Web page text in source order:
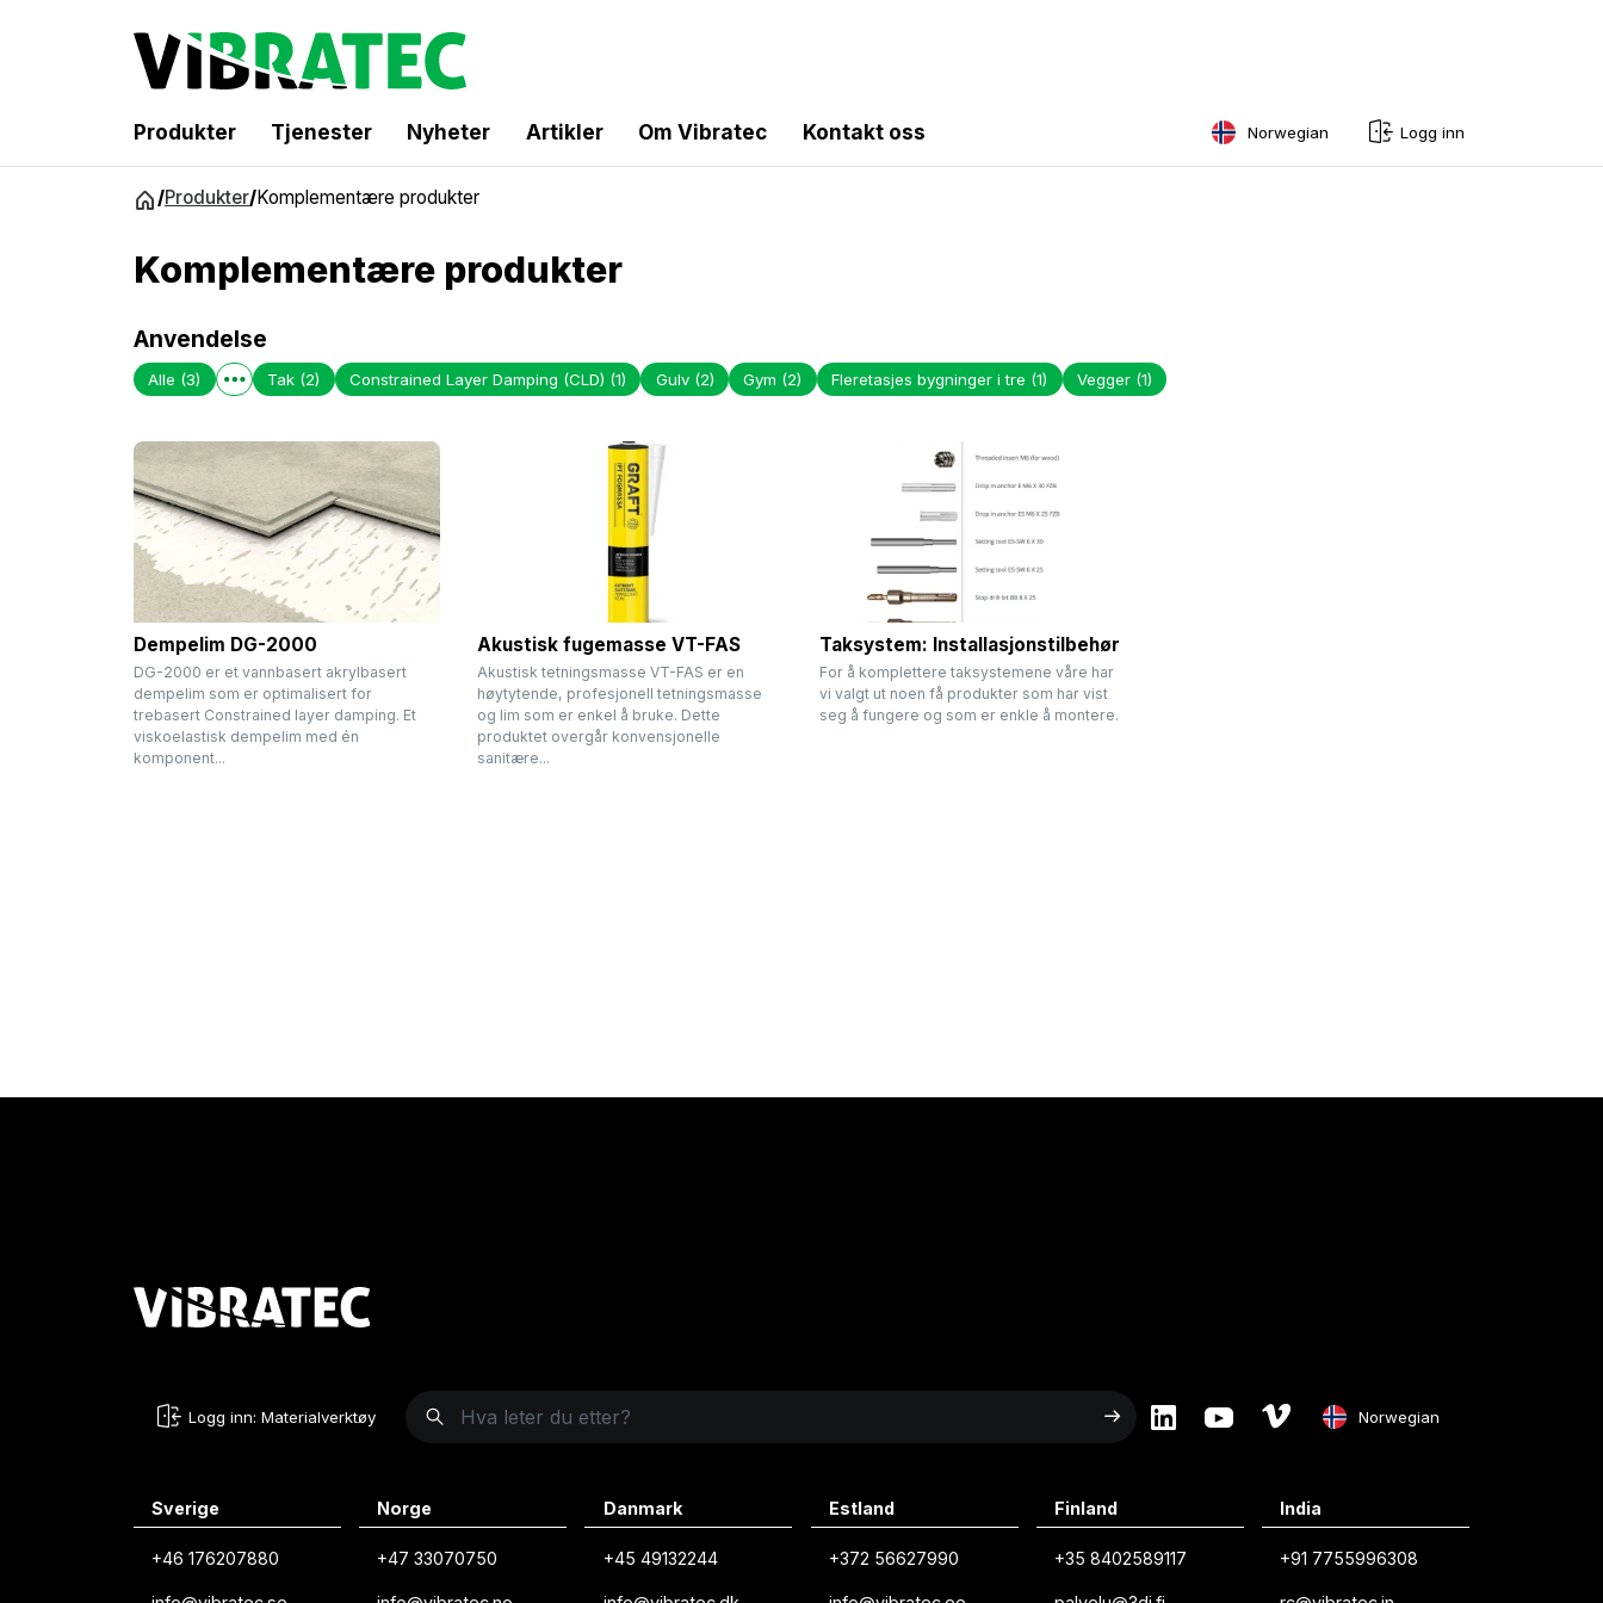
Produkter Tjenester Nyheter Artikler Om Vibratec Kontakt oss Norwegian Logg inn
/Produkter/Komplementære produkter
Komplementære produkter
Anvendelse
Alle (3) Tak (2) Constrained Layer Damping (CLD) (1) Gulv (2) Gym (2) Fleretasjes bygninger i tre (1) Vegger (1)
Dempelim DG-2000
DG-2000 er et vannbasert akrylbasert
dempelim som er optimalisert for
trebasert Constrained layer damping. Et
viskoelastisk dempelim med én
komponent...
Akustisk fugemasse VT-FAS
Akustisk tetningsmasse VT-FAS er en
høytytende, profesjonell tetningsmasse
og lim som er enkel å bruke. Dette
produktet overgår konvensjonelle
sanitære...
Taksystem: Installasjonstilbehør
For å komplettere taksystemene våre har
vi valgt ut noen få produkter som har vist
seg å fungere og som er enkle å montere.
Logg inn: Materialverktøy Norwegian
Norwegian
Sverige
+46 176207880
Norge
+47 33070750
Danmark
+45 49132244
Estland
+372 56627990
Finland
+35 8402589117
India
+91 7755996308